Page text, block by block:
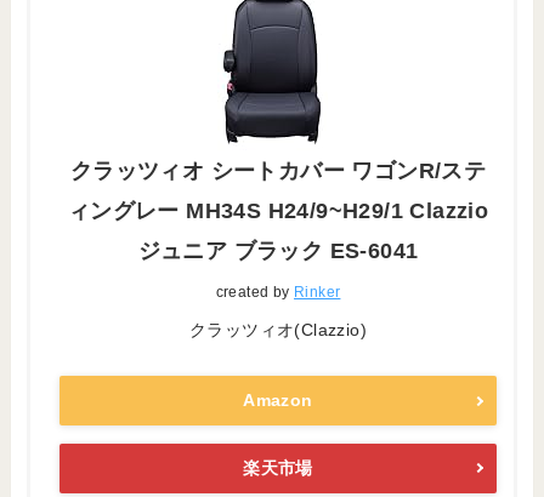
クラッツィオ シートカバー ワゴンR/ステ
ィングレー MH34S H24/9~H29/1 Clazzio
ジュニア ブラック ES-6041
created by Rinker
クラッツィオ(Clazzio)
Amazon
楽天市場